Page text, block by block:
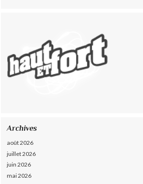
Archives
août 2026
juillet 2026
juin 2026
mai 2026